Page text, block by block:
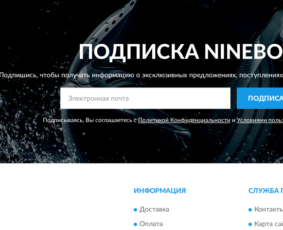
ПОДПИСКА
Подпишись, чтобы получать информацию о эксклюзивных предложениях,
Подписываясь, Вы соглашаетесь сПолитикой Конфиденциальности иУсловиями
ИНФОРМАЦИЯ
Доставка
Оплата
СЛУЖБА
Карта